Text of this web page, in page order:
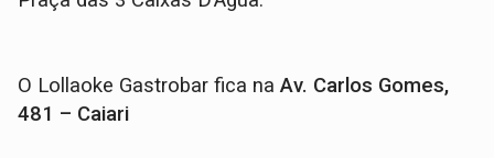
O Lollaoke Gastrobar fica naAv. Carlos Gomes,
481 – Caiari